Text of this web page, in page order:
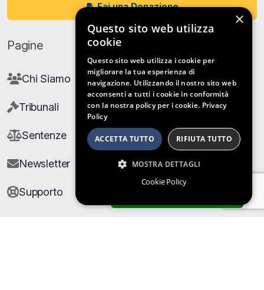
Fai una Donazione
Pagine
Chi Siamo
Tribunali
Sentenze
Newsletter
Supporto
×
Questo sito web utilizza
cookie
Questo sito web utilizza i cookie per
migliorare la tua esperienza di
navigazione. Utilizzando il nostro sito web
acconsenti a tutti i cookie in conformità
con la nostra policy per i cookie. Privacy
Policy
ACCETTA TUTTO RIFIUTA TUTTO
MOSTRA DETTAGLI
Cookie Policy